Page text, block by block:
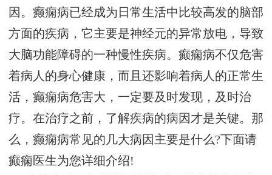
因。癫痫病已经成为日常生活中比较高发的脑部
方面的疾病，它主要是神经元的异常放电，导致
大脑功能障碍的一种慢性疾病。癫痫病不仅危害
着病人的身心健康，而且还影响着病人的正常生
活，癫痫病危害大，一定要及时发现，及时治
疗。在治疗之前，了解疾病的病因才是关键。那
么，癫痫病常见的几大病因主要是什么?下面请
癫痫医生为您详细介绍!